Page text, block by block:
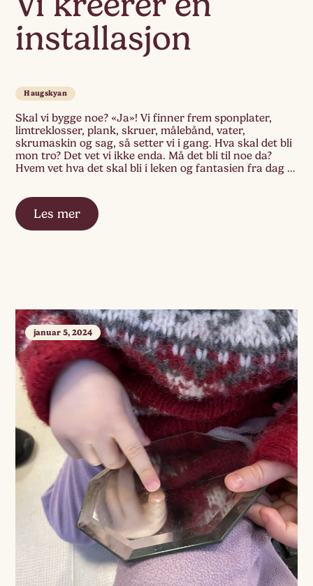
installasjon
Haugskyan
Skal vi bygge noe? «Ja»! Vi finner frem sponplater,
limtreklosser, plank, skruer, målebånd, vater,
skrumaskin og sag, så setter vi i gang. Hva skal det bli
mon tro? Det vet vi ikke enda. Må det bli til noe da?
Hvem vet hva det skal bli i leken og fantasien fra dag til
Les mer
januar 5, 2024